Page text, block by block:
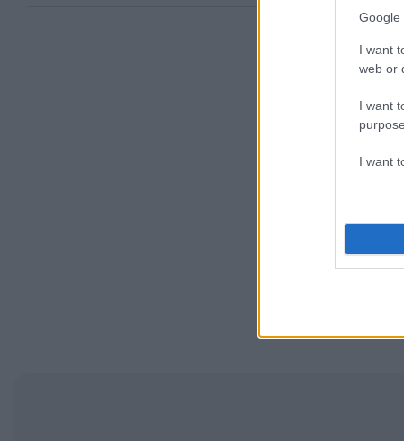
Google
I want
web or
I want
I want